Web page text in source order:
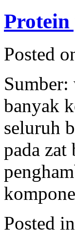
Protein
Posted
banyak
seluruh
pada
Posted in